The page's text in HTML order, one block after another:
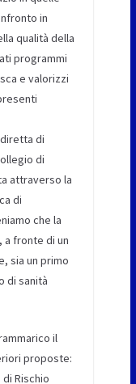
in
qualità della
programmi
e valorizzi
di
di
attraverso la
di
che la
a fronte di un
sia un primo
di sanità
il
proposte:
Rischio